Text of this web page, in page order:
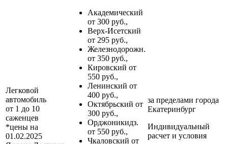
Легковой
автомобиль
от 1 до 10
саженцев
*цены на
01.02.2025
Академический
от 300 руб.,
Верх-Исетский
от 295 руб.,
Железнодорожн.
от 350 руб.,
Кировский от
550 руб.,
Ленинский от
400 руб.,
Октябрьский от
300 руб.,
Орджоникидз.
от 550 руб.,
Чкаловский от
за пределами города
Екатеринбург
Индивидуальный
расчет и условия